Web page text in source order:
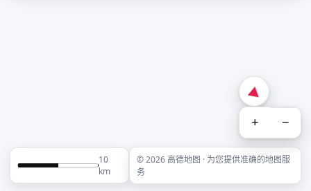
+ −
10
km
© 2026 高德地图 · 为您提供准确的地图服
务